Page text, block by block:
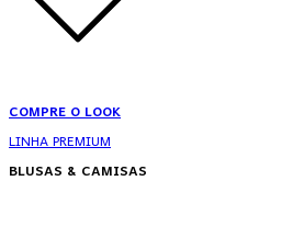
COMPRE O LOOK
LINHA PREMIUM
BLUSAS & CAMISAS